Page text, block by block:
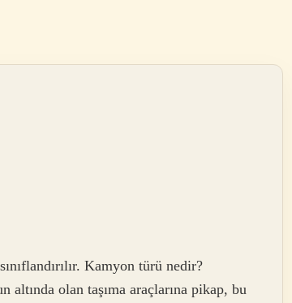
Kamyon türü nedir?
olan taşıma araçlarına pikap, bu